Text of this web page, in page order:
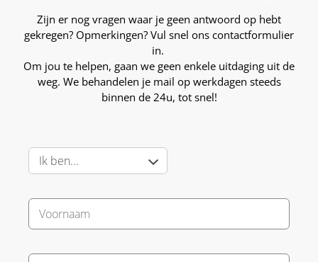
Zijn er nog vragen waar je geen antwoord op hebt
gekregen? Opmerkingen? Vul snel ons contactformulier
in.
Om jou te helpen, gaan we geen enkele uitdaging uit de
weg. We behandelen je mail op werkdagen steeds
binnen de 24u, tot snel!